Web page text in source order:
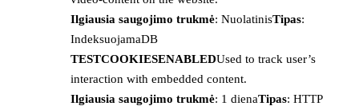
Ilgiausia saugojimo trukmė: NuolatinisTipas:
IndeksuojamaDB
TESTCOOKIESENABLEDUsed to track user’s
interaction with embedded content.
Ilgiausia saugojimo trukmė: 1 dienaTipas: HTTP